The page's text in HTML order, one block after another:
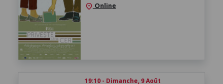
location_on Online
19:10 - Dimanche, 9 Août